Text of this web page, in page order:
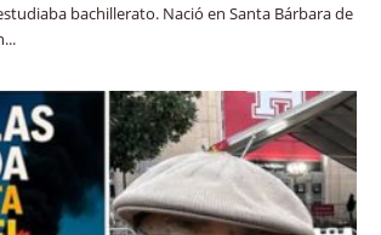
bachillerato. Nació en Santa Bárbara de